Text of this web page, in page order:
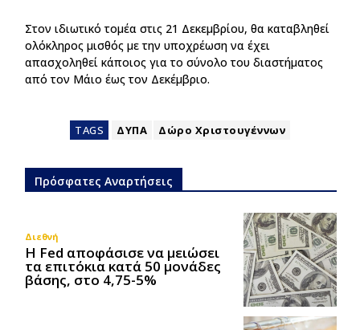
Στον ιδιωτικό τομέα στις 21 Δεκεμβρίου, θα καταβληθεί
ολόκληρος μισθός με την υποχρέωση να έχει
απασχοληθεί κάποιος για το σύνολο του διαστήματος
από τον Μάιο έως τον Δεκέμβριο.
TAGS ΔΥΠΑ Δώρο Χριστουγέννων
Πρόσφατες Αναρτήσεις
Διεθνή
Η Fed αποφάσισε να μειώσει
τα επιτόκια κατά 50 μονάδες
βάσης, στο 4,75-5%